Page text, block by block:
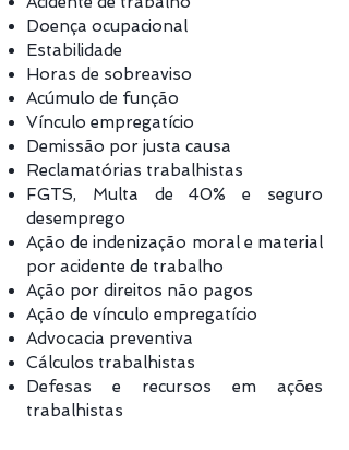
Doença ocupacional
Estabilidade
Horas de sobreaviso
Acúmulo de função
Vínculo empregatício
Demissão por justa causa
Reclamatórias trabalhistas
FGTS, Multa de 40% e seguro
desemprego
Ação de indenização moral e material
por acidente de trabalho
Ação por direitos não pagos
Ação de vínculo empregatício
Advocacia preventiva
Cálculos trabalhistas
Defesas e recursos em ações
trabalhistas